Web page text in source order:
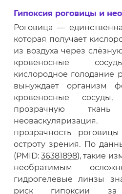
Гипоксия роговицы и
Роговица —
которая получает
из воздуха через
кровеносные
кислородное голодание
вынуждает организм
кровеносные
прозрачную
прозрачность
остроту зрения. По
(PMID:36381898), такие
необратимым
гидрогелевые линзы
риск гипоксии